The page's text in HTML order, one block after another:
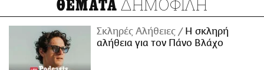
ΘΕΜΑΤΑ ΔΗΜΟΦΙΛΗ
Σκληρές Αλήθειες
H σκληρή
αλήθεια για τον Πάνο Βλάχο